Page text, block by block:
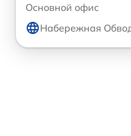
Основной офис
Набережная